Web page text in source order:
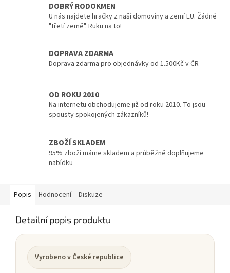
DOBRÝ RODOKMEN
U nás najdete hračky z naší domoviny a zemí EU. Žádné
"třetí země". Ruku na to!
DOPRAVA ZDARMA
Doprava zdarma pro objednávky od 1.500Kč v ČR
OD ROKU 2010
Na internetu obchodujeme již od roku 2010. To jsou
spousty spokojených zákazníků!
ZBOŽÍ SKLADEM
95% zboží máme skladem a průběžně doplňujeme
nabídku
Popis Hodnocení Diskuze
Detailní popis produktu
Vyrobeno v České republice